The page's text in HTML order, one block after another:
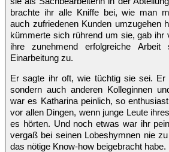
brachte ihr alle Kniffe bei, wie man
auch zufriedenen Kunden umzugehen
kümmerte sich rührend um sie, gab ihr
ihre zunehmend erfolgreiche Arbeit
Einarbeitung zu.
Er sagte ihr oft, wie tüchtig sie sei.
sondern auch anderen Kolleginnen
war es Katharina peinlich, so
vor allen Dingen, wenn junge Leute
es hörten. Und noch etwas war ihr
vergaß bei seinen Lobeshymnen nie
das nötige Know-how beigebracht habe.